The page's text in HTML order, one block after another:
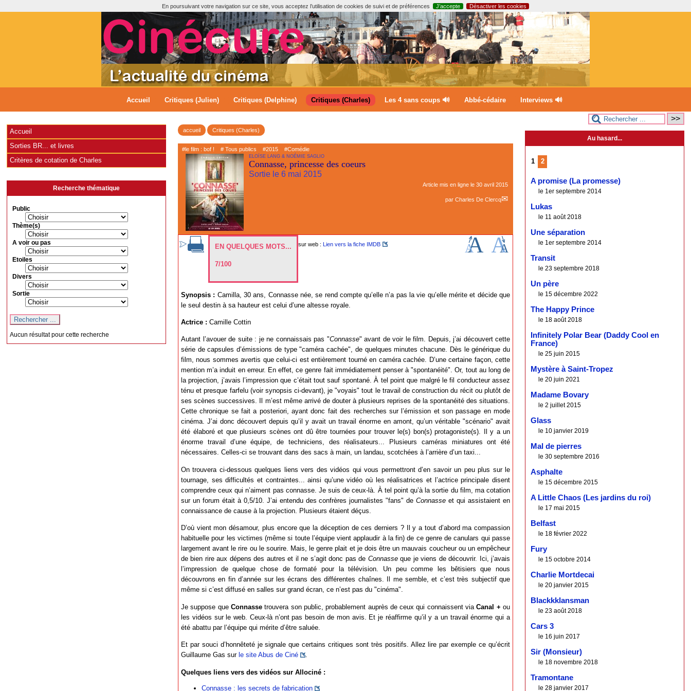
En poursuivant votre navigation sur ce site, vous acceptez l’utilisation de cookies de suivi et de préférences J’accepte Désactiver les cookies
Accueil Critiques (Julien) Critiques (Delphine) Critiques (Charles) Les 4 sans coups 🔊 Abbé-cédaire Interviews 🔊
accueil Critiques (Charles)
#le film : bof ! # Tous publics #2015 #Comédie
ELOÏSE LANG & NOÉMIE SAGLIO
Connasse, princesse des coeurs
Sortie le 6 mai 2015
Article mis en ligne le 30 avril 2015
par Charles De Clercq
EN QUELQUES MOTS...
7/100
sur web : Lien vers la fiche IMDB
Synopsis : Camilla, 30 ans, Connasse née, se rend compte qu’elle n’a pas la vie qu’elle mérite et décide que
le seul destin à sa hauteur est celui d’une altesse royale.
Actrice : Camille Cottin
Autant l’avouer de suite : je ne connaissais pas "Connasse" avant de voir le film. Depuis, j’ai découvert cette
série de capsules d’émissions de type "caméra cachée", de quelques minutes chacune. Dès le générique du
film, nous sommes avertis que celui-ci est entièrement tourné en caméra cachée. D’une certaine façon, cette
mention m’a induit en erreur. En effet, ce genre fait immédiatement penser à "spontanéité". Or, tout au long de
la projection, j’avais l’impression que c’était tout sauf spontané. À tel point que malgré le fil conducteur assez
ténu et presque farfelu (voir synopsis ci-devant), je "voyais" tout le travail de construction du récit ou plutôt de
ses scènes successives. Il m’est même arrivé de douter à plusieurs reprises de la spontanéité des situations.
Cette chronique se fait a posteriori, ayant donc fait des recherches sur l’émission et son passage en mode
cinéma. J’ai donc découvert depuis qu’il y avait un travail énorme en amont, qu’un véritable "scénario" avait
été élaboré et que plusieurs scènes ont dû être tournées pour trouver le(s) bon(s) protagoniste(s). Il y a un
énorme travail d’une équipe, de techniciens, des réalisateurs... Plusieurs caméras miniatures ont été
nécessaires. Celles-ci se trouvant dans des sacs à main, un landau, scotchées à l’arrière d’un taxi...
On trouvera ci-dessous quelques liens vers des vidéos qui vous permettront d’en savoir un peu plus sur le
tournage, ses difficultés et contraintes... ainsi qu’une vidéo où les réalisatrices et l’actrice principale disent
comprendre ceux qui n’aiment pas connasse. Je suis de ceux-là. À tel point qu’à la sortie du film, ma cotation
sur un forum était à 0,5/10. J’ai entendu des confrères journalistes "fans" deConnasse et qui assistaient en
connaissance de cause à la projection. Plusieurs étaient déçus.
D’où vient mon désamour, plus encore que la déception de ces derniers ? Il y a tout d’abord ma compassion
habituelle pour les victimes (même si toute l’équipe vient applaudir à la fin) de ce genre de canulars qui passe
largement avant le rire ou le sourire. Mais, le genre plait et je dois être un mauvais coucheur ou un empêcheur
de bien rire aux dépens des autres et il ne s’agit donc pas de Connasseque je viens de découvrir. Ici, j’avais
l’impression de quelque chose de formaté pour la télévision. Un peu comme les bêtisiers que nous
découvrons en fin d’année sur les écrans des différentes chaînes. Il me semble, et c’est très subjectif que
même si c’est diffusé en salles sur grand écran, ce n’est pas du "cinéma".
Je suppose que Connassetrouvera son public, probablement auprès de ceux qui connaissent viaCanal + ou
les vidéos sur le web. Ceux-là n’ont pas besoin de mon avis. Et je réaffirme qu’il y a un travail énorme qui a
été abattu par l’équipe qui mérite d’être saluée.
Et par souci d’honnêteté je signale que certains critiques sont très positifs. Allez lire par exemple ce qu’écrit
Guillaume Gas sur le site Abus de Ciné .
Quelques liens vers des vidéos sur Allociné :
Connasse : les secrets de fabrication
Accueil
Sorties BR... et livres
Critères de cotation de Charles
Recherche thématique
Public
Thème(s)
A voir ou pas
Etoiles
Divers
Sortie
Aucun résultat pour cette recherche
Au hasard...
1 2
A promise (La promesse)
le 1er septembre 2014
Lukas
le 11 août 2018
Une séparation
le 1er septembre 2014
Transit
le 23 septembre 2018
Un père
le 15 décembre 2022
The Happy Prince
le 18 août 2018
Infinitely Polar Bear (Daddy Cool en
France)
le 25 juin 2015
Mystère à Saint-Tropez
le 20 juin 2021
Madame Bovary
le 2 juillet 2015
Glass
le 10 janvier 2019
Mal de pierres
le 30 septembre 2016
Asphalte
le 15 décembre 2015
A Little Chaos (Les jardins du roi)
le 17 mai 2015
Belfast
le 18 février 2022
Fury
le 15 octobre 2014
Charlie Mortdecai
le 20 janvier 2015
Blackkklansman
le 23 août 2018
Cars 3
le 16 juin 2017
Sir (Monsieur)
le 18 novembre 2018
Tramontane
le 28 janvier 2017